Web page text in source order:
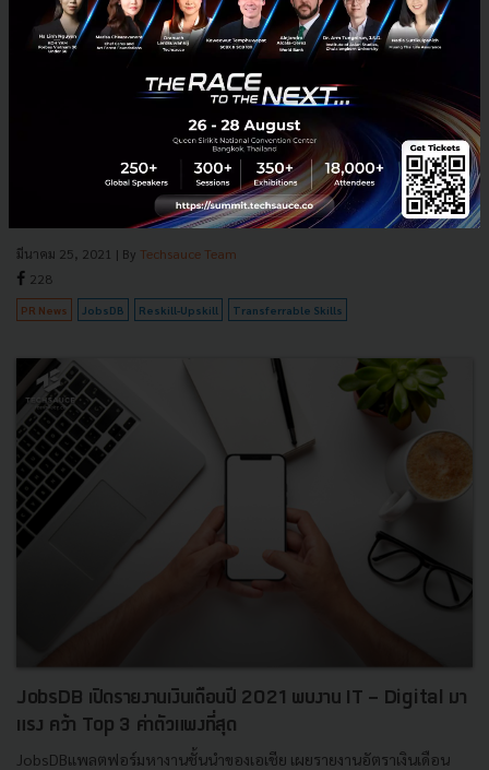
JobsDB เปิดตัวคอร์สเรียนฟรี Reskill-Upskill กว่า 80
JobsDB เปิดตัวแคมเปญ “ยกระดับความรู้ ก้าวสู่งานที่ใช่”
#levelupyourcareer กิจกรรมยกระดับทักษะคนหางานผ่านคอร์สเรียน
ออนไลน์ “Reskill-Upskill” จากความร่วมมือกับแพลตฟอร์มการเรียน
มีนาคม 25, 2021 | By Techsauce Team
228
PR News JobsDB Reskill-Upskill Transferrable Skills
JobsDB เปิดรายงานเงินเดือนปี 2021 พบงาน IT - Digital มา
แรง คว้า Top 3 ค่าตัวแพงที่สุด
JobsDBแพลตฟอร์มหางานชั้นนำของเอเชีย เผยรายงานอัตราเงินเดือน